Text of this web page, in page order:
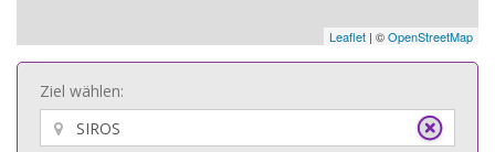
Leaflet | ©OpenStreetMap
Ziel wählen: